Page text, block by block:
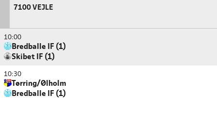
7100 VEJLE
10:00
Bredballe IF (1)
Skibet IF (1)
10:30
Tørring/Ølholm
Bredballe IF (1)